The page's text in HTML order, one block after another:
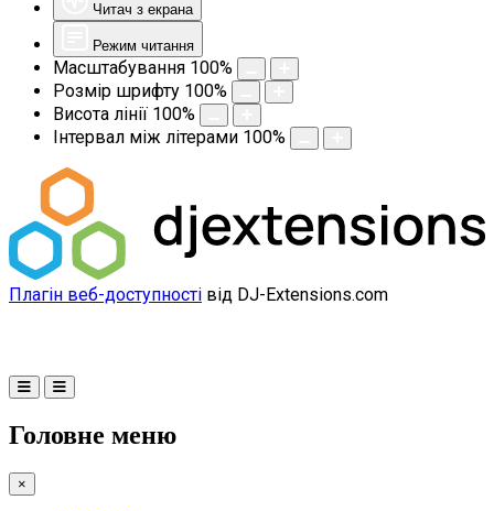
Читач з екрана
Режим читання
Масштабування 100%
Розмір шрифту 100%
Висота лінії 100%
Інтервал між літерами 100%
Плагін веб-доступності від DJ-Extensions.com
Головне меню
×